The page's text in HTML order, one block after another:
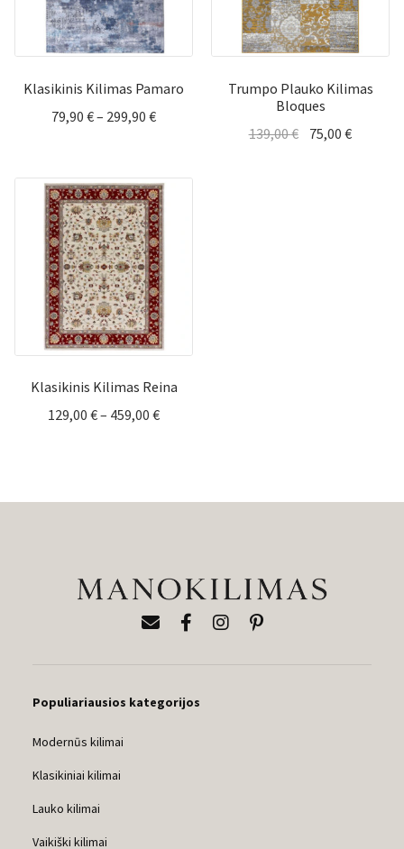
Klasikinis Kilimas Pamaro
79,90 €– 299,90 €Price
through
299,90 €
Trumpo Plauko Kilimas
Bloques
139,00€ Original
75,00€Current
Klasikinis Kilimas Reina
129,00 €– 459,00 €Price
459,00 €
Populiariausios kategorijos
Modernūs kilimai
Klasikiniai kilimai
Lauko kilimai
Vaikiški kilimai